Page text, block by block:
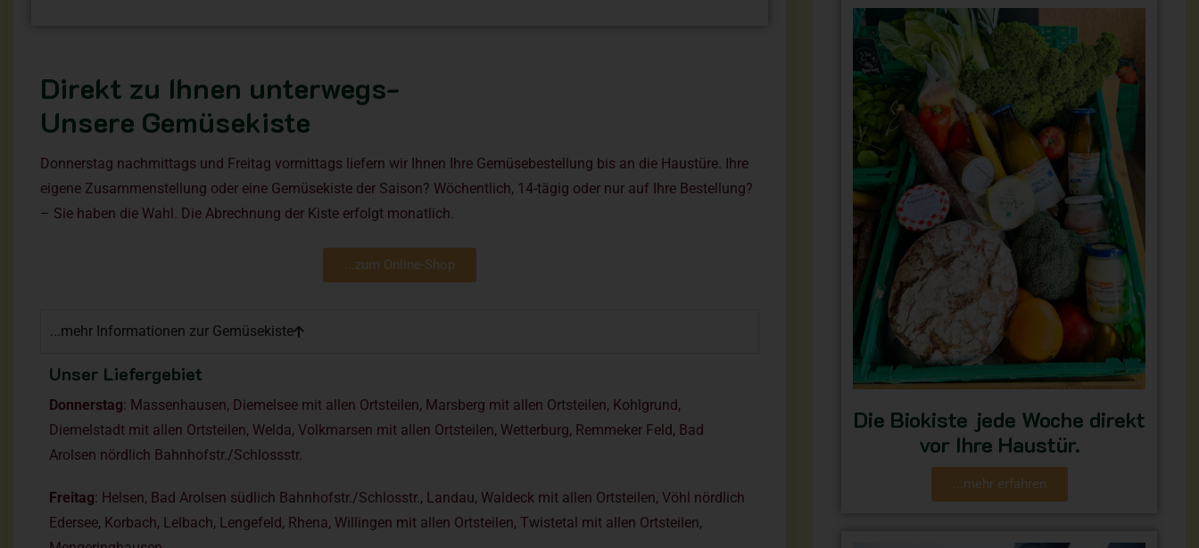
Direkt zu Ihnen unterwegs-
Unsere Gemüsekiste
Donnerstag nachmittags und Freitag vormittags liefern wir Ihnen Ihre Gemüsebestellung bis an die Haustüre. Ihre
eigene Zusammenstellung oder eine Gemüsekiste der Saison? Wöchentlich, 14-tägig oder nur auf Ihre Bestellung?
– Sie haben die Wahl. Die Abrechnung der Kiste erfolgt monatlich.
...zum Online-Shop
...mehr Informationen zur Gemüsekiste
Unser Liefergebiet
Donnerstag: Massenhausen, Diemelsee mit allen Ortsteilen, Marsberg mit allen Ortsteilen, Kohlgrund,
Diemelstadt mit allen Ortsteilen, Welda, Volkmarsen mit allen Ortsteilen, Wetterburg, Remmeker Feld, Bad
Arolsen nördlich Bahnhofstr./Schlossstr.
Freitag: Helsen, Bad Arolsen südlich Bahnhofstr./Schlosstr., Landau, Waldeck mit allen Ortsteilen, Vöhl nördlich
Edersee, Korbach, Lelbach, Lengefeld, Rhena, Willingen mit allen Ortsteilen, Twistetal mit allen Ortsteilen,
Die Biokiste jede Woche direkt
vor Ihre Haustür.
...mehr erfahren